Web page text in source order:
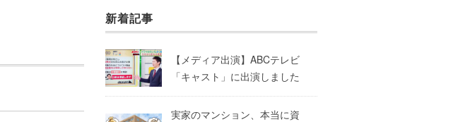
新着記事
【メディア出演】ABCテレビ
「キャスト」に出演しました
実家のマンション、本当に資